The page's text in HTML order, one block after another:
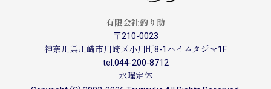
有限会社釣り助
〒210-0023
神奈川県川崎市川崎区小川町8-1ハイムタジマ1F
tel.044-200-8712
水曜定休